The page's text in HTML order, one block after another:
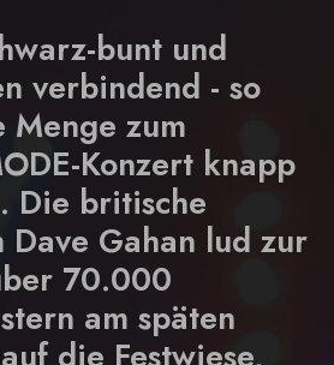
bunt und
verbindend - so
Menge zum
Konzert knapp
Die britische
Dave Gahan lud zur
70.000
am späten